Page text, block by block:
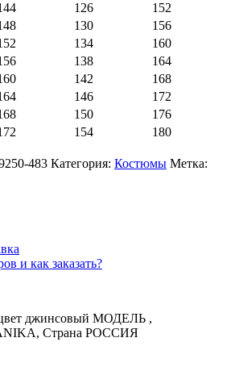
126
152
130
156
134
160
138
164
142
168
146
172
150
176
154
180
483 Категория: Костюмы Метка:
и как заказать?
джинсовый МОДЕЛЬ ,
Страна РОССИЯ